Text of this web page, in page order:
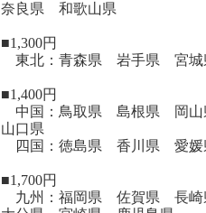
奈良県 和歌山県
■1,300円
東北：青森県 岩手県 宮
■1,400円
中国：鳥取県 島根県 岡
山口県
四国：徳島県 香川県 愛
■1,700円
九州：福岡県 佐賀県 長